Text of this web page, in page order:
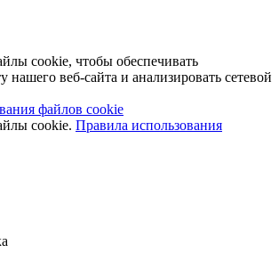
cookie, чтобы обеспечивать
нашего веб-сайта и анализировать сетевой
файлов cookie
cookie. Правила использования